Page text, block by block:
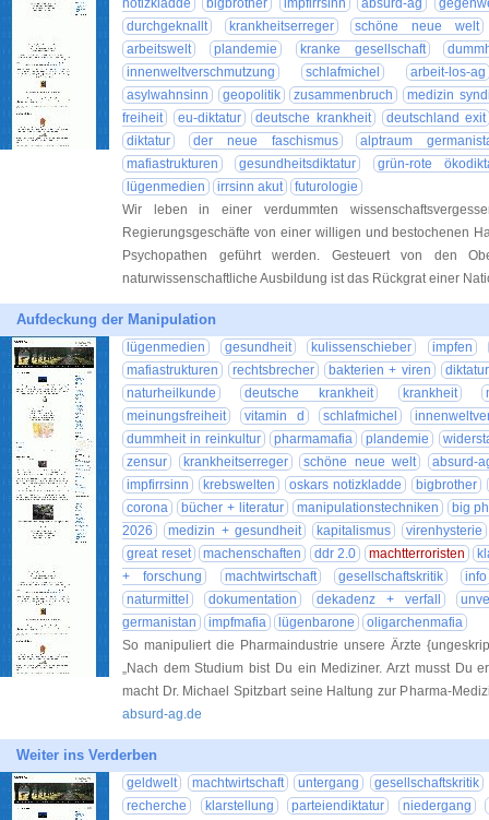
notizkladde bigbrother impfirrsinn absurd-ag
durchgeknallt
krankheitserreger
schöne neue welt
arbeitswelt
plandemie kranke gesellschaft
innenweltverschmutzung
schlafmichel
arbeit-los-ag
asylwahnsinn
geopolitik zusammenbruch
medizin
freiheit
eu-diktatur deutsche krankheit
deutschland exit
diktatur
der neue faschismus
alptraum
mafiastrukturen
gesundheitsdiktatur
grün-rote
lügenmedien
irrsinn akut
futurologie
Wir leben in einer verdummten
Regierungsgeschäfte von einer willigen und bestochenen
Psychopathen geführt werden. Gesteuert von den
naturwissenschaftliche Ausbildung ist das Rückgrat einer
Aufdeckung der Manipulation
lügenmedien gesundheit kulissenschieber
impfen
mafiastrukturen
rechtsbrecher bakterien + viren
diktatur
naturheilkunde
deutsche krankheit krankheit
meinungsfreiheit
vitamin d schlafmichel
dummheit in reinkultur
pharmamafia plandemie
zensur
krankheitserreger schöne neue welt
absurd-
impfirrsinn
krebswelten oskars notizkladde
bigbrother
corona
bücher + literatur manipulationstechniken
big
2026
medizin + gesundheit kapitalismus
virenhysterie
great reset
machenschaften ddr 2.0 machtterroristen
+ forschung
machtwirtschaft gesellschaftskritik
info
naturmittel
dokumentation dekadenz + verfall
germanistan
impfmafia lügenbarone
oligarchenmafia
So manipuliert die Pharmaindustrie unsere Ärzte
„Nach dem Studium bist Du ein Mediziner. Arzt musst Du
macht Dr. Michael Spitzbart seine Haltung zur Pharma-
absurd-ag.de
Weiter ins Verderben
geldwelt machtwirtschaft untergang
gesellschaftskritik
recherche
klarstellung parteiendiktatur
niedergang